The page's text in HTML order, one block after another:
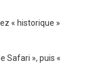
« historique »
Safari », puis «